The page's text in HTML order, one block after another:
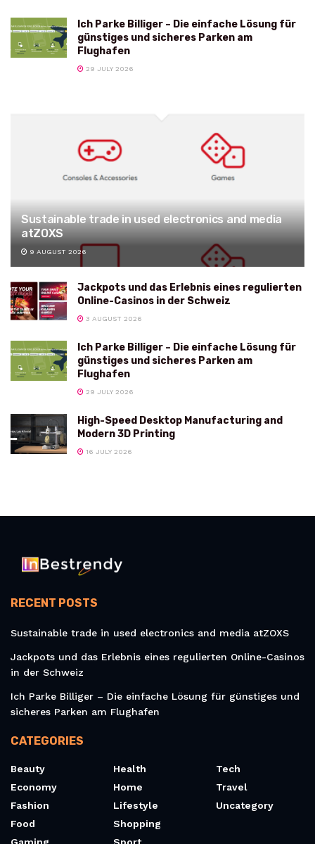
Ich Parke Billiger – Die einfache Lösung für
günstiges und sicheres Parken am
Flughafen
29 JULY 2026
Sustainable trade in used electronics and media
atZOXS
9 AUGUST 2026
Jackpots und das Erlebnis eines regulierten
Online-Casinos in der Schweiz
3 AUGUST 2026
Ich Parke Billiger – Die einfache Lösung für
günstiges und sicheres Parken am
Flughafen
29 JULY 2026
High-Speed Desktop Manufacturing and
Modern 3D Printing
16 JULY 2026
RECENT POSTS
Sustainable trade in used electronics and media atZOXS
Jackpots und das Erlebnis eines regulierten Online-Casinos
in der Schweiz
Ich Parke Billiger – Die einfache Lösung für günstiges und
sicheres Parken am Flughafen
CATEGORIES
Beauty
Economy
Fashion
Food
Health
Home
Lifestyle
Shopping
Tech
Travel
Uncategory